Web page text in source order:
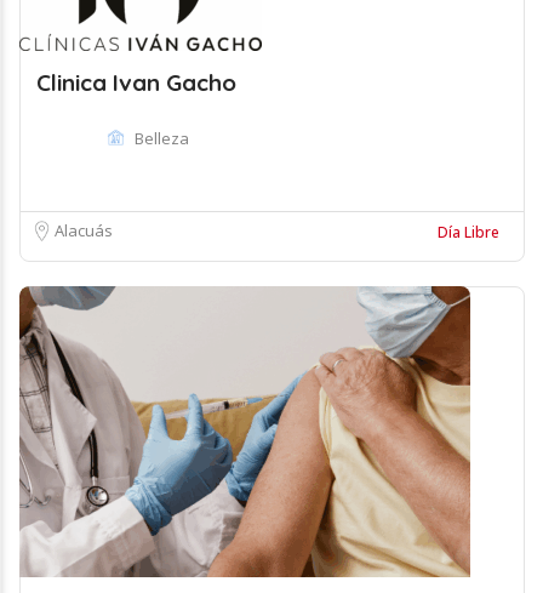
Clinica Ivan Gacho
Belleza
Alacuás Día Libre